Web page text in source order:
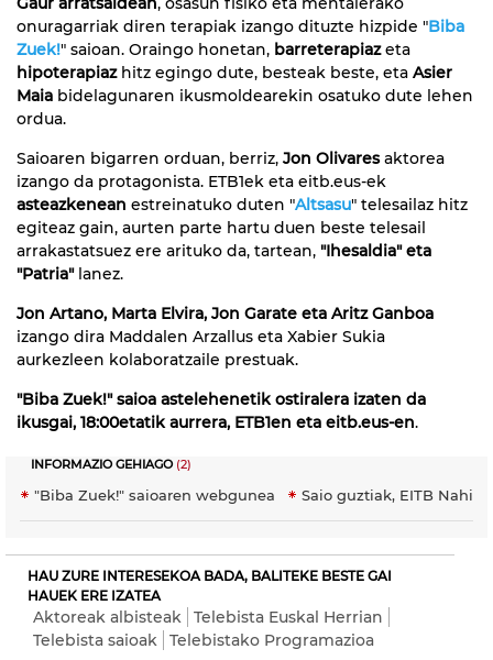
onuragarriak diren terapiak izango dituzte hizpide "Biba
Zuek!" saioan. Oraingo honetan, barreterapiazeta
hipoterapiazhitz egingo dute, besteak beste, eta Asier
Maia bidelagunaren ikusmoldearekin osatuko dute lehen
ordua.
Saioaren bigarren orduan, berriz, Jon Olivaresaktorea
izango da protagonista. ETB1ek eta eitb.eus-ek
asteazkenean estreinatuko duten "Altsasu" telesailaz hitz
egiteaz gain, aurten parte hartu duen beste telesail
arrakastatsuez ere arituko da, tartean, "Ihesaldia" eta
"Patria"lanez.
Jon Artano, Marta Elvira, Jon Garate eta Aritz Ganboa
izango dira Maddalen Arzallus eta Xabier Sukia
aurkezleen kolaboratzaile prestuak.
"Biba Zuek!" saioa astelehenetik ostiralera izaten da
ikusgai, 18:00etatik aurrera, ETB1en eta eitb.eus-en.
INFORMAZIO GEHIAGO(2)
"Biba Zuek!" saioaren webgunea Saio guztiak, EITB
HAU ZURE INTERESEKOA BADA, BALITEKE BESTE GAI
HAUEK ERE IZATEA
Aktoreak albisteak
Telebista Euskal Herrian
Telebista saioak
Telebistako Programazioa